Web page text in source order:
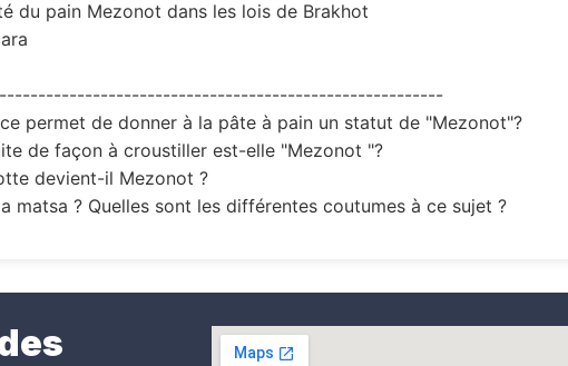
du pain Mezonot dans les lois de Brakhot
permet de donner à la pâte à pain un statut de "Mezonot"?
de façon à croustiller est-elle "Mezonot "?
devient-il Mezonot ?
matsa ? Quelles sont les différentes coutumes à ce sujet ?